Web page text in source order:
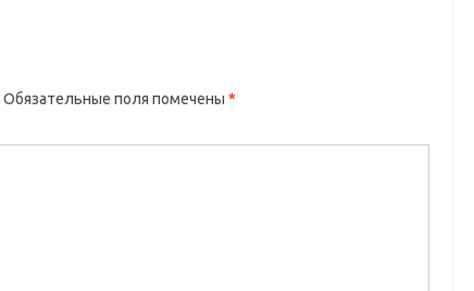
Обязательные поля помечены *